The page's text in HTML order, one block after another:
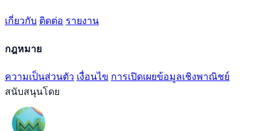
เกี่ยวกับ ติดต่อ รายงาน
กฎหมาย
ความเป็นส่วนตัว เงื่อนไข การเปิดเผยข้อมูลเชิงพาณิชย์
สนับสนุนโดย